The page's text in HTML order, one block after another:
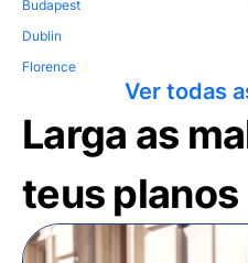
Budapest
Dublin
Florence
Ver todas
Larga as
teus planos